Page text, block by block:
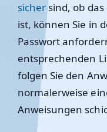
sichersind, ob
ist, können Sie in
Passwort
entsprechenden
folgen Sie den
normalerweise
Anweisungen